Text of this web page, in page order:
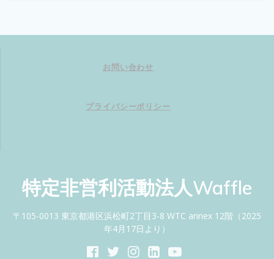
お問い合わせ
プライバシーポリシー
特定非営利活動法人Waffle
〒105-0013 東京都港区浜松町2丁目3-8 WTC annex 12階（2025
年4月17日より）